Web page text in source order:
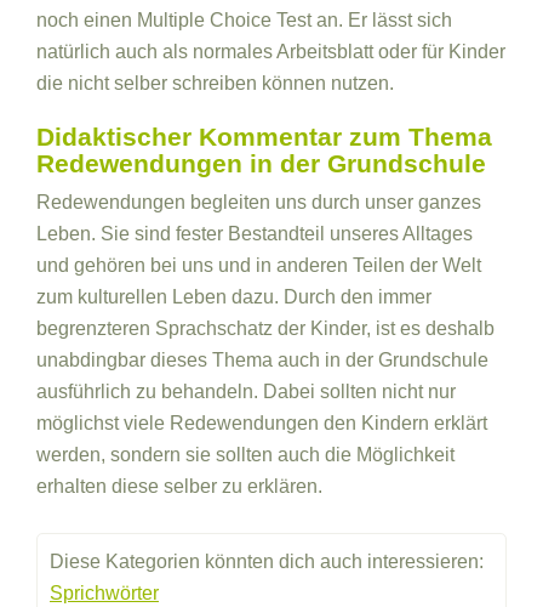
noch einen Multiple Choice Test an. Er lässt sich
natürlich auch als normales Arbeitsblatt oder für Kinder
die nicht selber schreiben können nutzen.
Didaktischer Kommentar zum Thema
Redewendungen in der Grundschule
Redewendungen begleiten uns durch unser ganzes
Leben. Sie sind fester Bestandteil unseres Alltages
und gehören bei uns und in anderen Teilen der Welt
zum kulturellen Leben dazu. Durch den immer
begrenzteren Sprachschatz der Kinder, ist es deshalb
unabdingbar dieses Thema auch in der Grundschule
ausführlich zu behandeln. Dabei sollten nicht nur
möglichst viele Redewendungen den Kindern erklärt
werden, sondern sie sollten auch die Möglichkeit
erhalten diese selber zu erklären.
Diese Kategorien könnten dich auch interessieren:
Sprichwörter